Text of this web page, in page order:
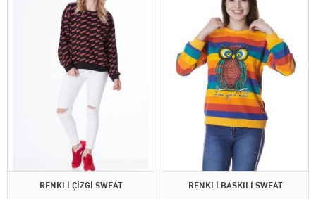
RENKLİ ÇİZGİ SWEAT RENKLİ BASKILI SWEAT